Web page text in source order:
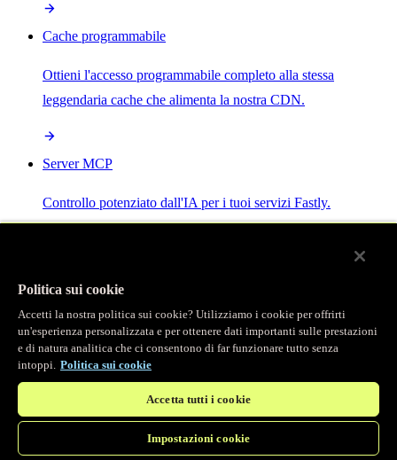
Cache programmabile
Ottieni l'accesso programmabile completo alla stessa
leggendaria cache che alimenta la nostra CDN.
Server MCP
Controllo potenziato dall'IA per i tuoi servizi Fastly.
Main menu
/ Prodotti
Osservabilità
Logging in tempo reale
Politica sui cookie
Accetti la nostra politica sui cookie? Utilizziamo i cookie per offrirti
un'esperienza personalizzata e per ottenere dati importanti sulle prestazioni
e di natura analitica che ci consentono di far funzionare tutto senza
intoppi. Politica sui cookie
Accetta tutti i cookie
Impostazioni cookie